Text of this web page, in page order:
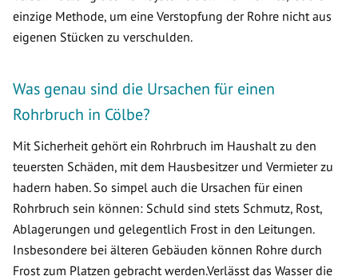
einzige Methode, um eine Verstopfung der Rohre nicht aus
eigenen Stücken zu verschulden.
Was genau sind die Ursachen für einen
Rohrbruch in Cölbe?
Mit Sicherheit gehört ein Rohrbruch im Haushalt zu den
teuersten Schäden, mit dem Hausbesitzer und Vermieter zu
hadern haben. So simpel auch die Ursachen für einen
Rohrbruch sein können: Schuld sind stets Schmutz, Rost,
Ablagerungen und gelegentlich Frost in den Leitungen.
Insbesondere bei älteren Gebäuden können Rohre durch
Frost zum Platzen gebracht werden.Verlässt das Wasser die